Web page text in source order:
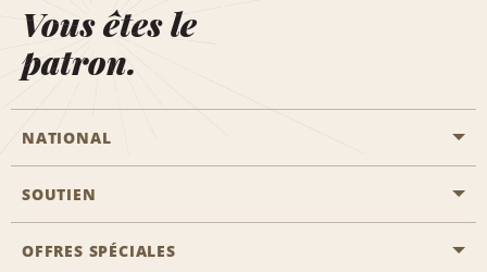
Vous êtes le
patron.
NATIONAL
Aviation générale
Emplacements Emerald Aisle
SOUTIEN
Clients ayant un handicap
OFFRES SPÉCIALES